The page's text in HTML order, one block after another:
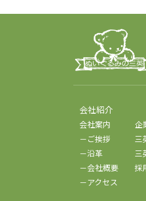
会社紹介
会社案内
－ご挨拶
－沿革
－会社概要
－アクセス
企
三
三
採